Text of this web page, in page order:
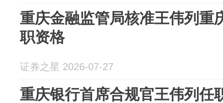
重庆金融监管局核准王伟列重
职资格
证券之星 2026-07-27
重庆银行首席合规官王伟列任